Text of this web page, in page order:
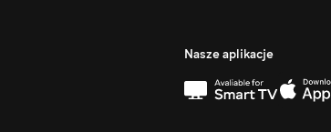
Nasze aplikacje